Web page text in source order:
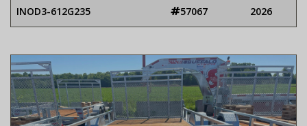
INOD3-612G235 57067 2026